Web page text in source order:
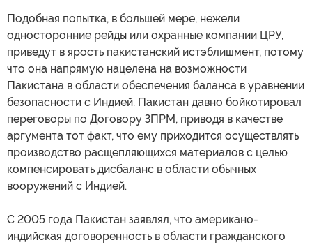
Подобная попытка, в большей мере, нежели
односторонние рейды или охранные компании ЦРУ,
приведут в ярость пакистанский истэблишмент, потому
что она напрямую нацелена на возможности
Пакистана в области обеспечения баланса в уравнении
безопасности с Индией. Пакистан давно бойкотировал
переговоры по Договору ЗПРМ, приводя в качестве
аргумента тот факт, что ему приходится осуществлять
производство расщепляющихся материалов с целью
компенсировать дисбаланс в области обычных
вооружений с Индией.
С 2005 года Пакистан заявлял, что американо-
индийская договоренность в области гражданского